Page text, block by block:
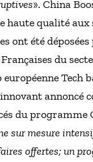
». China
haute qualité
ont été
du
Tech
annoncé
du programme
sur mesure
offertes; un